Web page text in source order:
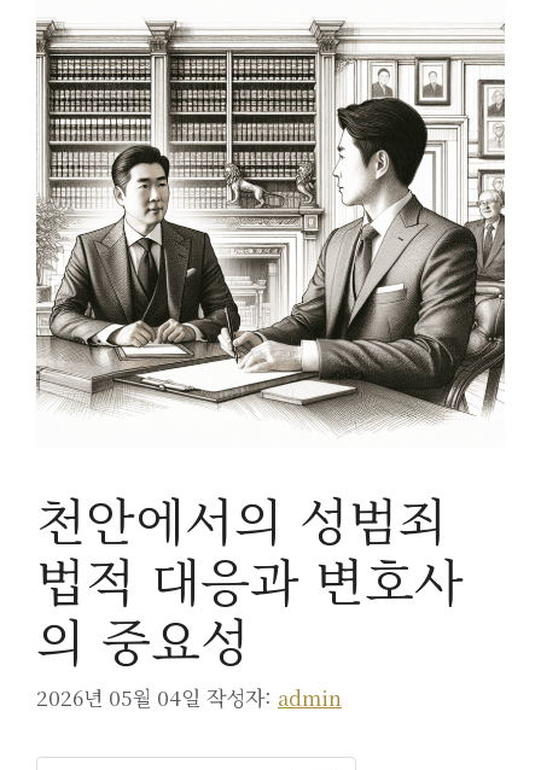
천안에서의 성범죄
법적 대응과 변호사
의 중요성
2026년 05월 04일 작성자: admin